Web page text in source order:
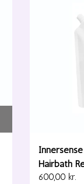
Hairbath
600,00 kr.